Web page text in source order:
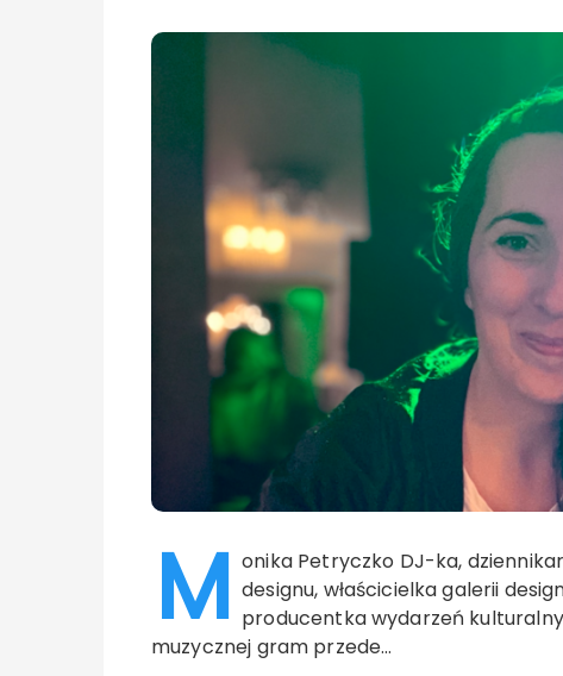
M onika Petryczko DJ-ka,
designu, właścicielka galerii
producentka wydarzeń
muzycznej gram przede…